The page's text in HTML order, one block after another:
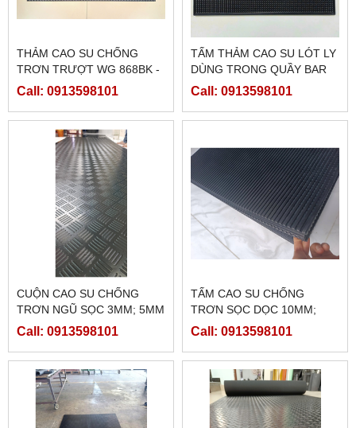
THẢM CAO SU CHỐNG
TRƠN TRƯỢT WG 868BK -
LÓT Ổ HEO CON
Call: 0913598101
TẤM THẢM CAO SU LÓT LY
DÙNG TRONG QUẦY BAR
Call: 0913598101
CUỘN CAO SU CHỐNG
TRƠN NGŨ SỌC 3MM; 5MM
Call: 0913598101
TẤM CAO SU CHỐNG
TRƠN SỌC DỌC 10MM;
20MM
Call: 0913598101